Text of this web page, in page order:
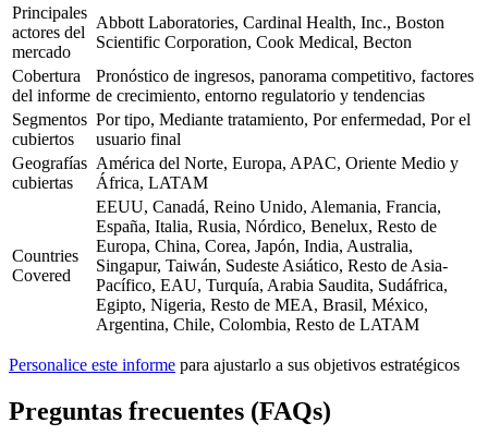
Principales
actores del
mercado
Abbott Laboratories, Cardinal Health, Inc., Boston
Scientific Corporation, Cook Medical, Becton
Cobertura
del informe
Pronóstico de ingresos, panorama competitivo, factores
de crecimiento, entorno regulatorio y tendencias
Segmentos
cubiertos
Por tipo, Mediante tratamiento, Por enfermedad, Por el
usuario final
Geografías
cubiertas
América del Norte, Europa, APAC, Oriente Medio y
África, LATAM
Countries
Covered
EEUU, Canadá, Reino Unido, Alemania, Francia,
España, Italia, Rusia, Nórdico, Benelux, Resto de
Europa, China, Corea, Japón, India, Australia,
Singapur, Taiwán, Sudeste Asiático, Resto de Asia-
Pacífico, EAU, Turquía, Arabia Saudita, Sudáfrica,
Egipto, Nigeria, Resto de MEA, Brasil, México,
Argentina, Chile, Colombia, Resto de LATAM
Personalice este informe para ajustarlo a sus objetivos estratégicos
Preguntas frecuentes (FAQs)